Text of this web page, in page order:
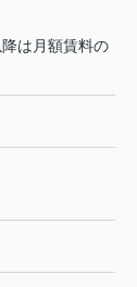
は月額賃料の